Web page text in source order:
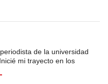
de la universidad
mi trayecto en los